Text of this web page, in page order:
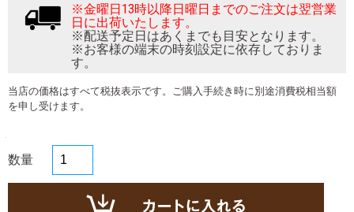
※金曜日13時以降日曜日までのご注文は翌営業
日に出荷いたします。
※配送予定日はあくまでも目安となります。
※お客様の端末の時刻設定に依存しておりま
す。
当店の価格はすべて税抜表示です。ご購入手続き時に別途消費税相当額
を申し受けます。
数量